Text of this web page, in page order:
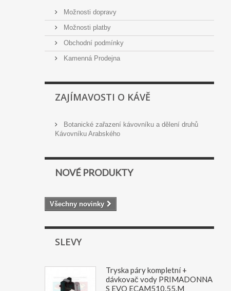
Možnosti dopravy
Možnosti platby
Obchodní podmínky
Kamenná Prodejna
ZAJÍMAVOSTI O KÁVĚ
Botanické zařazení kávovníku a dělení druhů
Kávovníku Arabského
NOVÉ PRODUKTY
Všechny novinky
SLEVY
Tryska páry kompletní +
dávkovač vody PRIMADONNA
S EVO ECAM510.55.M